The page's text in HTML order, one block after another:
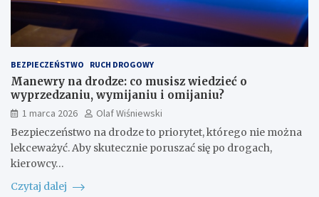
BEZPIECZEŃSTWO RUCH DROGOWY
Manewry na drodze: co musisz wiedzieć o
wyprzedzaniu, wymijaniu i omijaniu?
1 marca 2026
Olaf Wiśniewski
Bezpieczeństwo na drodze to priorytet, którego nie można
lekceważyć. Aby skutecznie poruszać się po drogach,
kierowcy…
Czytaj dalej